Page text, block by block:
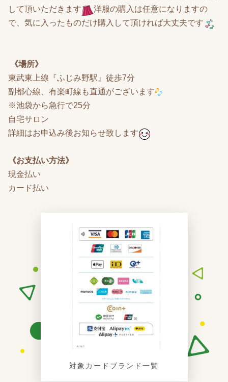
して頂いただきます
洋服の購入は任意になりますの
で、気に入ったものだけ購入して頂ければ大丈夫です
《場所》
東武東上線『ふじみ野駅』徒歩7分
副都心線、有楽町線も直通がございます
※池袋から急行で25分
自宅サロン
詳細はお申込み後お知らせ致します
《お支払い方法》
現金払い
カード払い
対象カードブランド一覧